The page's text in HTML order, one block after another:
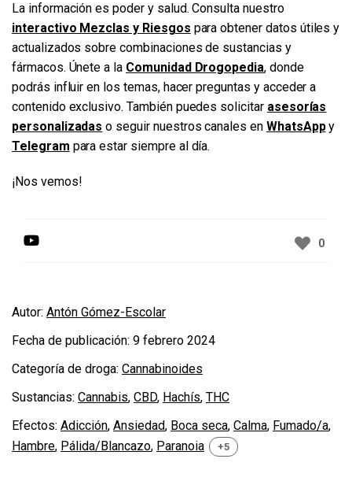
La información es poder y salud. Consulta nuestro
interactivo Mezclas y Riesgos para obtener datos útiles y
actualizados sobre combinaciones de sustancias y
fármacos. Únete a la Comunidad Drogopedia, donde
podrás influir en los temas, hacer preguntas y acceder a
contenido exclusivo. También puedes solicitar asesorías
personalizadas o seguir nuestros canales en WhatsAppy
Telegram para estar siempre al día.
¡Nos vemos!
0
Autor: Antón Gómez-Escolar
Fecha de publicación: 9 febrero 2024
Categoría de droga: Cannabinoides
Sustancias: Cannabis, CBD, Hachís, THC
Efectos: Adicción, Ansiedad, Boca seca, Calma, Fumado/a,
Hambre, Pálida/Blancazo, Paranoia +5